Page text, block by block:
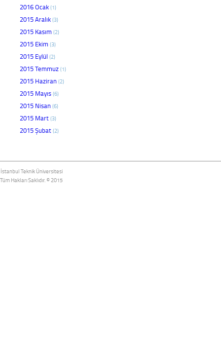
2016 Ocak (1)
2015 Aralık (3)
2015 Kasım (2)
2015 Ekim (3)
2015 Eylül (2)
2015 Temmuz (1)
2015 Haziran (2)
2015 Mayıs (6)
2015 Nisan (6)
2015 Mart (3)
2015 Şubat (2)
İstanbul Teknik Üniversitesi
Tüm Hakları Saklıdır. © 2015